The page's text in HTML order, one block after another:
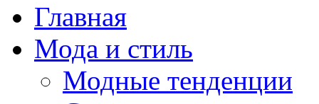
Главная
Мода и стиль
Модные тенденции